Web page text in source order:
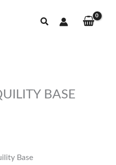
Buscar
BASE
Base